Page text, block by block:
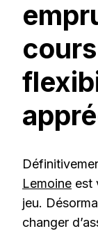
Lemoine est
jeu.
changer